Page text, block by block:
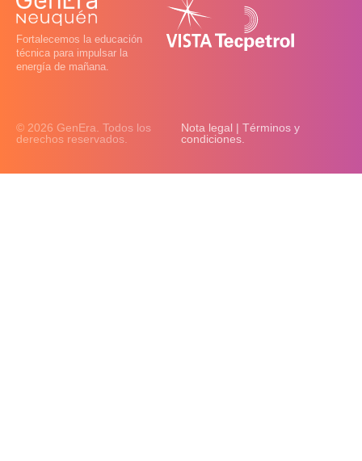
Fortalecemos la educación
técnica para impulsar la
energía de mañana.
© 2026 GenEra. Todos los
derechos reservados.
Nota legal | Términos y
condiciones.